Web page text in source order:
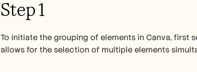
Step 1
To initiate the grouping of elements in Canva, first
allows for the selection of multiple elements